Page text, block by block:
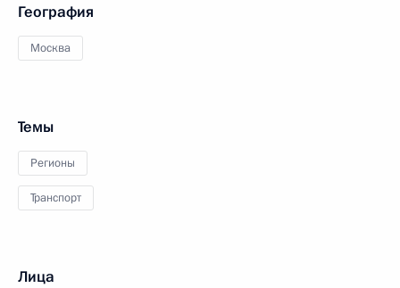
География
Москва
Темы
Регионы
Транспорт
Лица